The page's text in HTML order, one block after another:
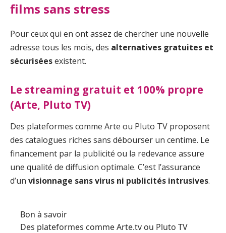
films sans stress
Pour ceux qui en ont assez de chercher une nouvelle
adresse tous les mois, des alternatives gratuites et
sécuriséesexistent.
Le streaming gratuit et 100% propre
(Arte, Pluto TV)
Des plateformes comme Arte ou Pluto TV proposent
des catalogues riches sans débourser un centime. Le
financement par la publicité ou la redevance assure
une qualité de diffusion optimale. C’est l’assurance
d’un visionnage sans virus ni publicités intrusives.
Bon à savoir
Des plateformes comme Arte.tv ou Pluto TV